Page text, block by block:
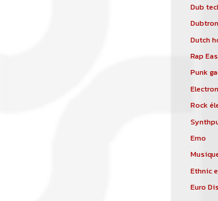
Dub
Dutch
Rap
Punk
Rock
Emo
Ethnic
Euro